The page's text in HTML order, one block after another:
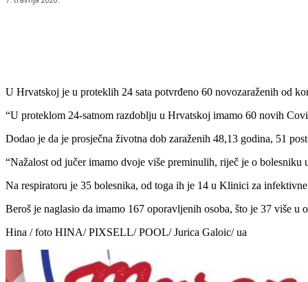
U Hrvatskoj je u proteklih 24 sata potvrđeno 60 novozaraženih od
“U proteklom 24-satnom razdoblju u Hrvatskoj imamo 60 novih
Dodao je da je prosječna životna dob zaraženih 48,13 godina, 51
“Nažalost od jučer imamo dvoje više preminulih, riječ je o
Na respiratoru je 35 bolesnika, od toga ih je 14 u Klinici za
Beroš je naglasio da imamo 167 oporavljenih osoba, što je 37 više u
Hina / foto HINA/ PIXSELL/ POOL/ Jurica Galoic/ ua